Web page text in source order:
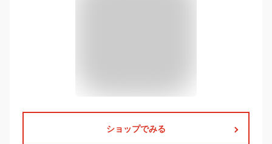
ショップでみる